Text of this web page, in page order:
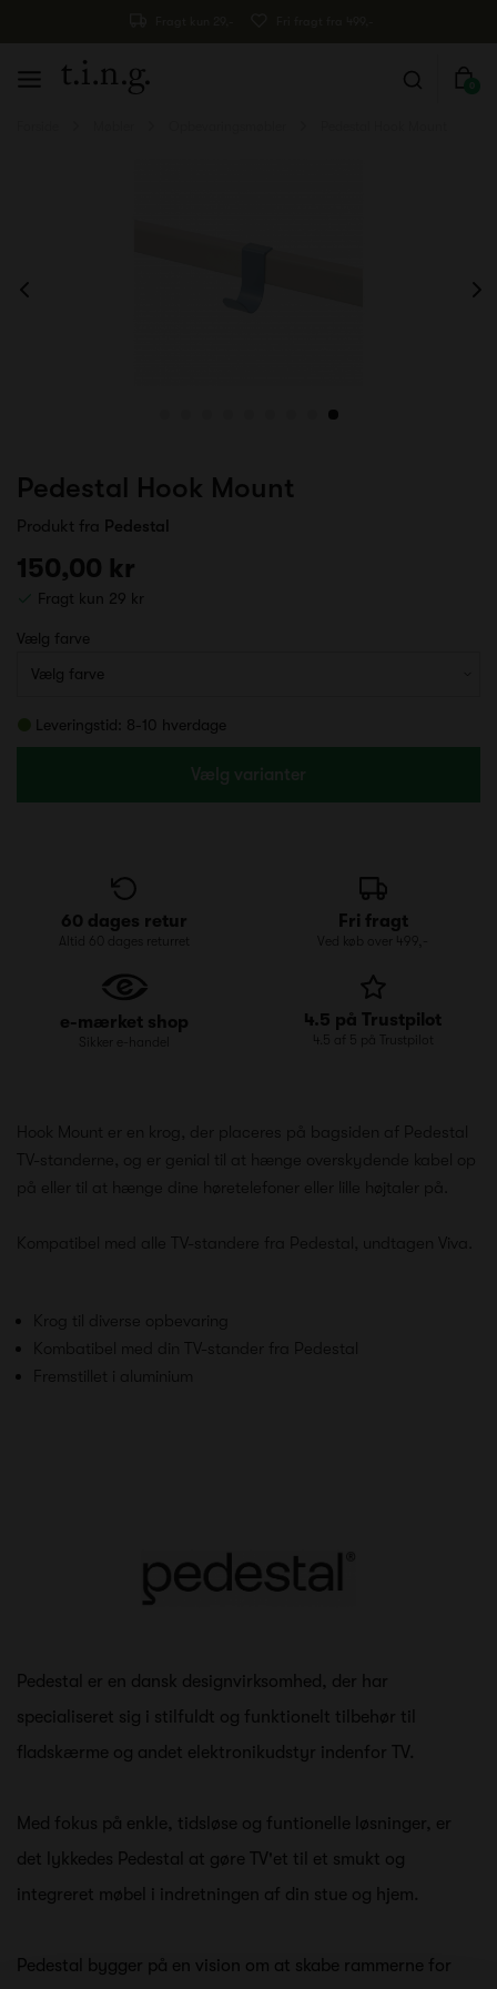
0
Pedestal Hook Mount
Produkt fra Pedestal
150,00 kr
Fragt kun 29 kr
Vælg farve
Leveringstid: 8-10 hverdage
Vælg varianter
60 dages retur
Altid 60 dages returret
Fri fragt
Ved køb over 499,-
e-mærket shop
Sikker e-handel
4.5 på Trustpilot
4.5 af 5 på Trustpilot
Hook Mount er en krog, der placeres på bagsiden af Pedestal
TV-standerne, og er genial til at hænge overskydende kabel op
på eller til at hænge dine høretelefoner eller lille højtaler på.
Kompatibel med alle TV-standere fra Pedestal, undtagen Viva.
Krog til diverse opbevaring
Kombatibel med din TV-stander fra Pedestal
Fremstillet i aluminium
Pedestal er en dansk designvirksomhed, der har
specialiseret sig i stilfuldt og funktionelt tilbehør til
fladskærme og andet elektronikudstyr indenfor TV.
Med fokus på enkle, tidsløse og funtionelle løsninger, er
det lykkedes Pedestal at gøre TV'et til et smukt og
integreret møbel i indretningen af din stue og hjem.
Pedestal bygger på en vision om at skabe rammerne for